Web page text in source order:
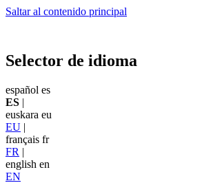
Saltar al contenido principal
Selector de idioma
español es
ES |
euskara eu
EU |
français fr
FR |
english en
EN